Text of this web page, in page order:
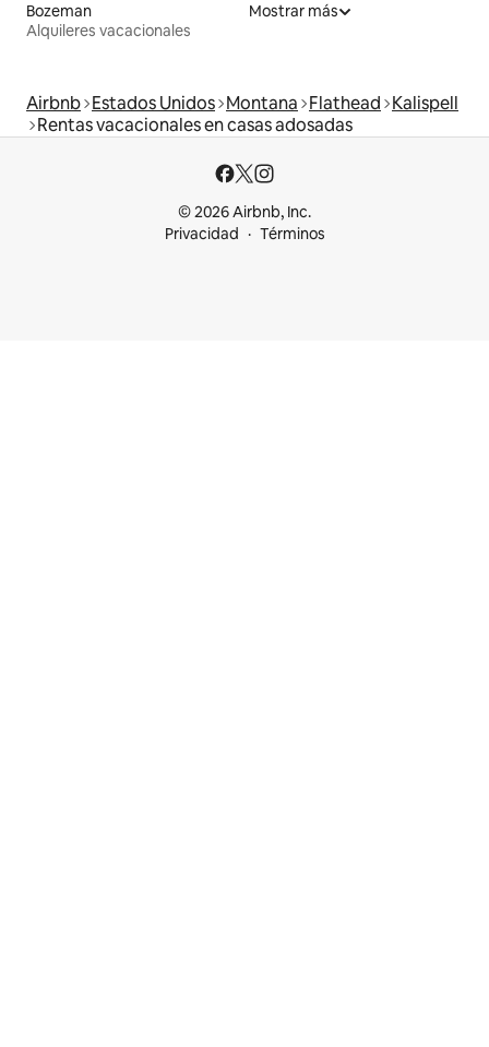
Bozeman
Alquileres vacacionales
Mostrar más
Airbnb Estados Unidos Montana Flathead Kalispell
Rentas vacacionales en casas adosadas
© 2026 Airbnb, Inc.
Privacidad
Términos